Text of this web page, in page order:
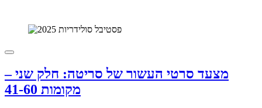
מצעד סרטי העשור של סריטה: חלק שני –
מקומות 41-60